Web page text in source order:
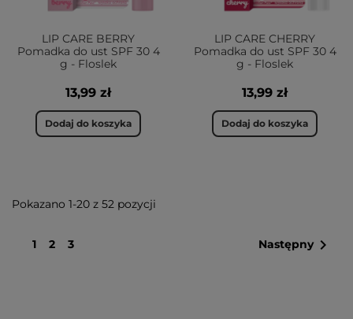
LIP CARE BERRY
Pomadka do ust SPF 30 4
g - Floslek
13,99 zł
Dodaj do koszyka
LIP CARE CHERRY
Pomadka do ust SPF 30 4
g - Floslek
13,99 zł
Dodaj do koszyka
Pokazano 1-20 z 52 pozycji
1 2 3 Następny